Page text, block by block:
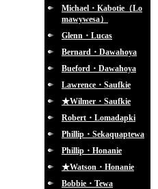
Michael・Kabotie（Lo
mawywesa）
Glenn・Lucas
Bernard・Dawahoya
Bueford・Dawahoya
Lawrence・Saufkie
★Wilmer・Saufkie
Robert・Lomadapki
Phillip・Sekaquaptewa
Phillip・Honanie
★Watson・Honanie
Bobbie・Tewa